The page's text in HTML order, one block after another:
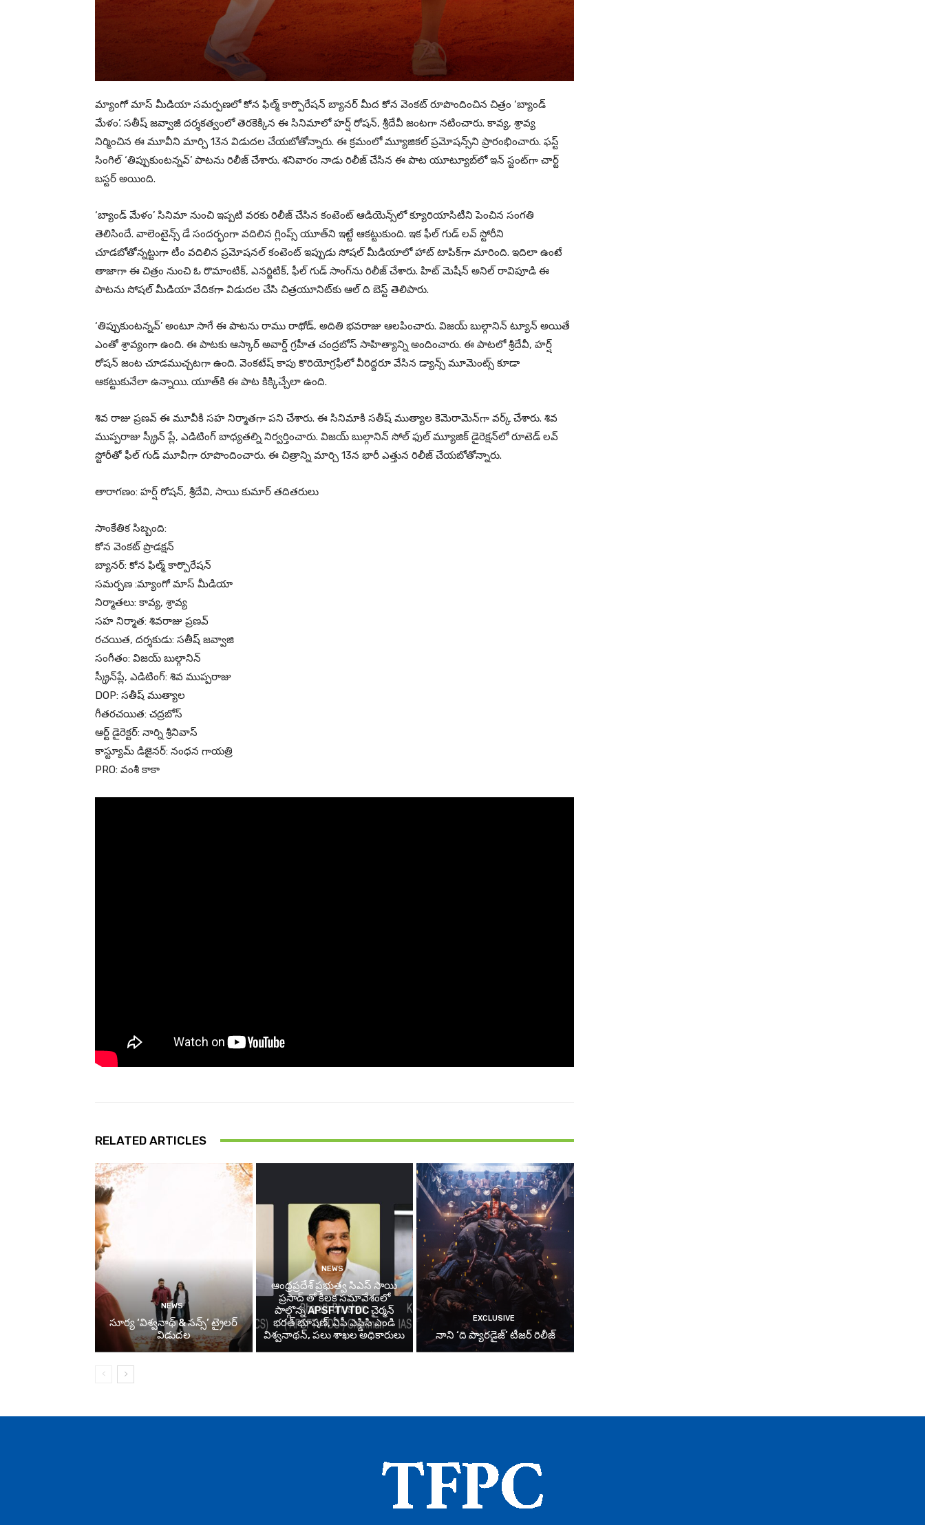
మ్యాంగో మాస్ మీడియా సమర్పణలో కోన ఫిల్మ్ కార్పొరేషన్ బ్యానర్ మీద కోన వెంకట్ రూపొందించిన చిత్రం ‘బ్యాండ్
మేళం’. సతీష్ జవ్వాజీ దర్శకత్వంలో తెరకెక్కిన ఈ సినిమాలో హర్ష్ రోషన్, శ్రీదేవీ జంటగా నటించారు. కావ్య, శ్రావ్య
నిర్మించిన ఈ మూవీని మార్చి 13న విడుదల చేయబోతోన్నారు. ఈ క్రమంలో మ్యూజికల్ ప్రమోషన్స్‌ని ప్రారంభించారు. ఫస్ట్
సింగిల్ ‘తిప్పుకుంటన్నవ్’ పాటను రిలీజ్ చేశారు. శనివారం నాడు రిలీజ్ చేసిన ఈ పాట యూట్యూబ్‌లో ఇన్ స్టంట్‌గా చార్ట్
బస్టర్‌ అయింది.
‘బ్యాండ్ మేళం’ సినిమా నుంచి ఇప్పటి వరకు రిలీజ్ చేసిన కంటెంట్ ఆడియెన్స్‌లో క్యూరియాసిటీని పెంచిన సంగతి
తెలిసిందే. వాలెంటైన్స్ డే సందర్భంగా వదిలిన గ్లింప్స్ యూత్‌ని ఇట్టే ఆకట్టుకుంది. ఇక ఫీల్ గుడ్ లవ్ స్టోరీని
చూడబోతోన్నట్టుగా టీం వదిలిన ప్రమోషనల్ కంటెంట్ ఇప్పుడు సోషల్ మీడియాలో హాట్ టాపిక్‌గా మారింది. ఇదిలా ఉంటే
తాజాగా ఈ చిత్రం నుంచి ఓ రొమాంటిక్, ఎనర్జిటిక్, ఫీల్ గుడ్ సాంగ్‌ను రిలీజ్ చేశారు. హిట్ మెషీన్ అనిల్ రావిపూడి ఈ
పాటను సోషల్ మీడియా వేదికగా విడుదల చేసి చిత్రయూనిట్‌కు ఆల్ ది బెస్ట్ తెలిపారు.
‘తిప్పుకుంటన్నవ్’ అంటూ సాగే ఈ పాటను రాము రాథోడ్, అదితి భవరాజు ఆలపించారు. విజయ్ బుల్గానిన్ ట్యూన్ అయితే
ఎంతో శ్రావ్యంగా ఉంది. ఈ పాటకు ఆస్కార్ అవార్డ్ గ్రహీత చంద్రబోస్ సాహిత్యాన్ని అందించారు. ఈ పాటలో శ్రీదేవీ, హర్ష్
రోషన్ జంట చూడముచ్చటగా ఉంది. వెంకటేష్ కాపు కొరియోగ్రఫీలో వీరిద్దరూ వేసిన డ్యాన్స్ మూమెంట్స్ కూడా
ఆకట్టుకునేలా ఉన్నాయి. యూత్‌కి ఈ పాట కిక్కిచ్చేలా ఉంది.
శివ రాజు ప్రణవ్ ఈ మూవీకి సహ నిర్మాతగా పని చేశారు. ఈ సినిమాకి సతీష్ ముత్యాల కెమెరామెన్‌గా వర్క్ చేశారు. శివ
ముప్పరాజు స్క్రీన్ ప్లే, ఎడిటింగ్ బాధ్యతల్ని నిర్వర్తించారు. విజయ్ బుల్గానిన్ సోల్ ఫుల్ మ్యూజిక్ డైరెక్షన్‌లో రూటెడ్ లవ్
స్టోరీతో ఫీల్ గుడ్ మూవీగా రూపొందించారు. ఈ చిత్రాన్ని మార్చి 13న భారీ ఎత్తున రిలీజ్ చేయబోతోన్నారు.
తారాగణం: హర్ష్ రోషన్, శ్రీదేవి, సాయి కుమార్ తదితరులు
సాంకేతిక సిబ్బంది:
కోన వెంకట్ ప్రొడక్షన్
బ్యానర్: కోన ఫిల్మ్ కార్పొరేషన్
సమర్పణ :మ్యాంగో మాస్ మీడియా
నిర్మాతలు: కావ్య, శ్రావ్య
సహ నిర్మాత: శివరాజు ప్రణవ్
రచయిత, దర్శకుడు: సతీష్ జవ్వాజి
సంగీతం: విజయ్ బుల్గానిన్
స్క్రీన్‌ప్లే, ఎడిటింగ్: శివ ముప్పరాజు
DOP: సతీష్ ముత్యాల
గీతరచయిత: చద్రబోస్
ఆర్ట్ డైరెక్టర్: నార్ని శ్రీనివాస్
కాస్ట్యూమ్ డిజైనర్: నంధన గాయత్రి
PRO: వంశీ కాకా
RELATED ARTICLES
NEWS
సూర్య ‘విశ్వనాథ్ & సన్స్’ ట్రైలర్
విడుదల
NEWS
ఆంధ్రప్రదేశ్ ప్రభుత్వ సిఎస్ సాయి
ప్రసాద్ తో కీలక సమావేశంలో
పాల్గొన్న APSFTVTDC చైర్మన్
భరత్ భూషణ్, ఏపీ ఎఫ్డిసి ఎండి
విశ్వనాథన్, పలు శాఖల అధికారులు
EXCLUSIVE
నాని ‘ది ప్యారడైజ్’ టీజర్‌ రిలీజ్